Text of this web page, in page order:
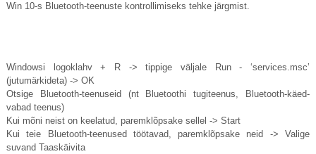
Win 10-s Bluetooth-teenuste kontrollimiseks tehke järgmist.
Windowsi logoklahv + R -> tippige väljale Run - ‘services.msc’
(jutumärkideta) -> OK
Otsige Bluetooth-teenuseid (nt Bluetoothi ​​tugiteenus, Bluetooth-käed-
vabad teenus)
Kui mõni neist on keelatud, paremklõpsake sellel -> Start
Kui teie Bluetooth-teenused töötavad, paremklõpsake neid -> Valige
suvand Taaskäivita